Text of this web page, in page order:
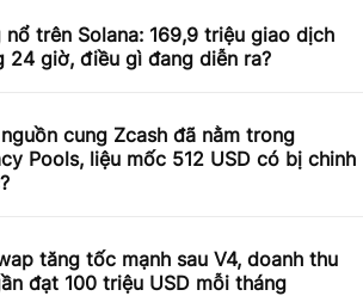
nổ trên Solana: 169,9 triệu giao dịch
24 giờ, điều gì đang diễn ra?
cung Zcash đã nằm trong
Pools, liệu mốc 512 USD có bị chinh
tăng tốc mạnh sau V4, doanh thu
đạt 100 triệu USD mỗi tháng